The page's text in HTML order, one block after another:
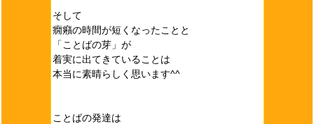
そして
癇癪の時間が短くなったことと
「ことばの芽」が
着実に出てきていることは
本当に素晴らしく思います^^
ことばの発達は